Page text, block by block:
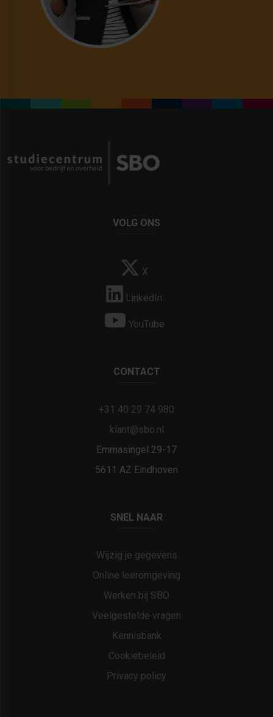
VOLG ONS
X
LinkedIn
YouTube
CONTACT
+31 40 29 74 980
klant@sbo.nl
Emmasingel 29-17
5611 AZ Eindhoven
SNEL NAAR
Wijzig je gegevens
Online leeromgeving
Werken bij SBO
Veelgestelde vragen
Kennisbank
Cookiebeleid
Privacy policy